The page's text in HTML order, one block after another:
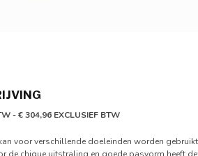
- € 304,96 EXCLUSIEF BTW
voor verschillende doeleinden worden